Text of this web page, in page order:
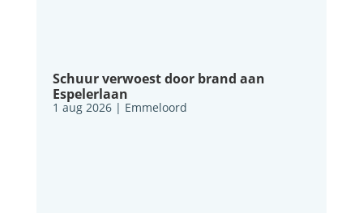
Schuur verwoest door brand aan
Espelerlaan
1 aug 2026| Emmeloord